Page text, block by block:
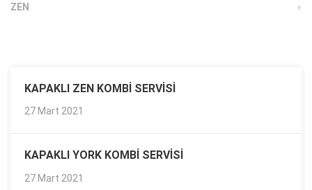
ZEN
KAPAKLI ZEN KOMBI SERVISI
27 Mart 2021
KAPAKLI YORK KOMBI SERVISI
27 Mart 2021